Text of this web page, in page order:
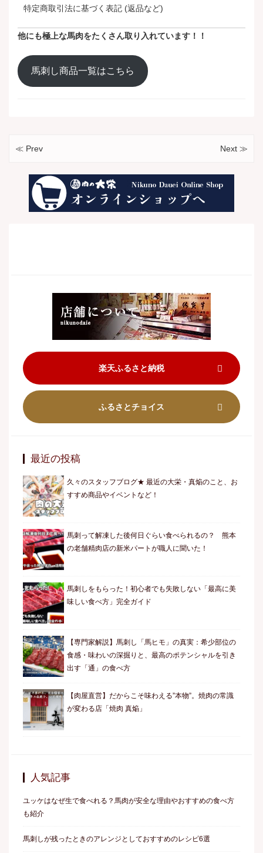
特定商取引法に基づく表記 (返品など)
他にも極上な馬肉をたくさん取り入れています！！
馬刺し商品一覧はこちら
≪ Prev Next ≫
楽天ふるさと納税
ふるさとチョイス
最近の投稿
久々のスタッフブログ★ 最近の大栄・真焔のこと、お
すすめ商品やイベントなど！
馬刺って解凍した後何日ぐらい食べられるの？ 熊本
の老舗精肉店の新米パートが職人に聞いた！
馬刺しをもらった！初心者でも失敗しない「最高に美
味しい食べ方」完全ガイド
【専門家解説】馬刺し「馬ヒモ」の真実：希少部位の
食感・味わいの深掘りと、最高のポテンシャルを引き
出す「通」の食べ方
【肉屋直営】だからこそ味わえる”本物”。焼肉の常識
が変わる店「焼肉 真焔」
人気記事
ユッケはなぜ生で食べれる？馬肉が安全な理由やおすすめの食べ方
も紹介
馬刺しが残ったときのアレンジとしておすすめのレシピ6選